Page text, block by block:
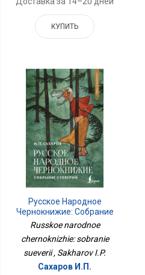
КУПИТЬ
Русское Народное
Чернокнижие: Собрание
Суеверий
Russkoe narodnoe
chernoknizhie: sobranie
sueverii , Sakharov I.P.
Сахаров И.П.